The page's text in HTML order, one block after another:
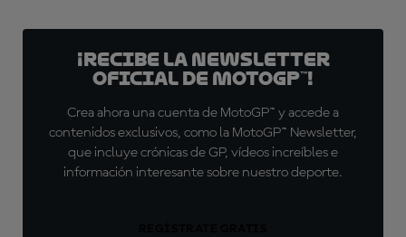
¡Recibe la Newsletter
oficial de MotoGP™!
Crea ahora una cuenta de MotoGP™ y accede a
contenidos exclusivos, como la MotoGP™ Newsletter,
que incluye crónicas de GP, vídeos increíbles e
información interesante sobre nuestro deporte.